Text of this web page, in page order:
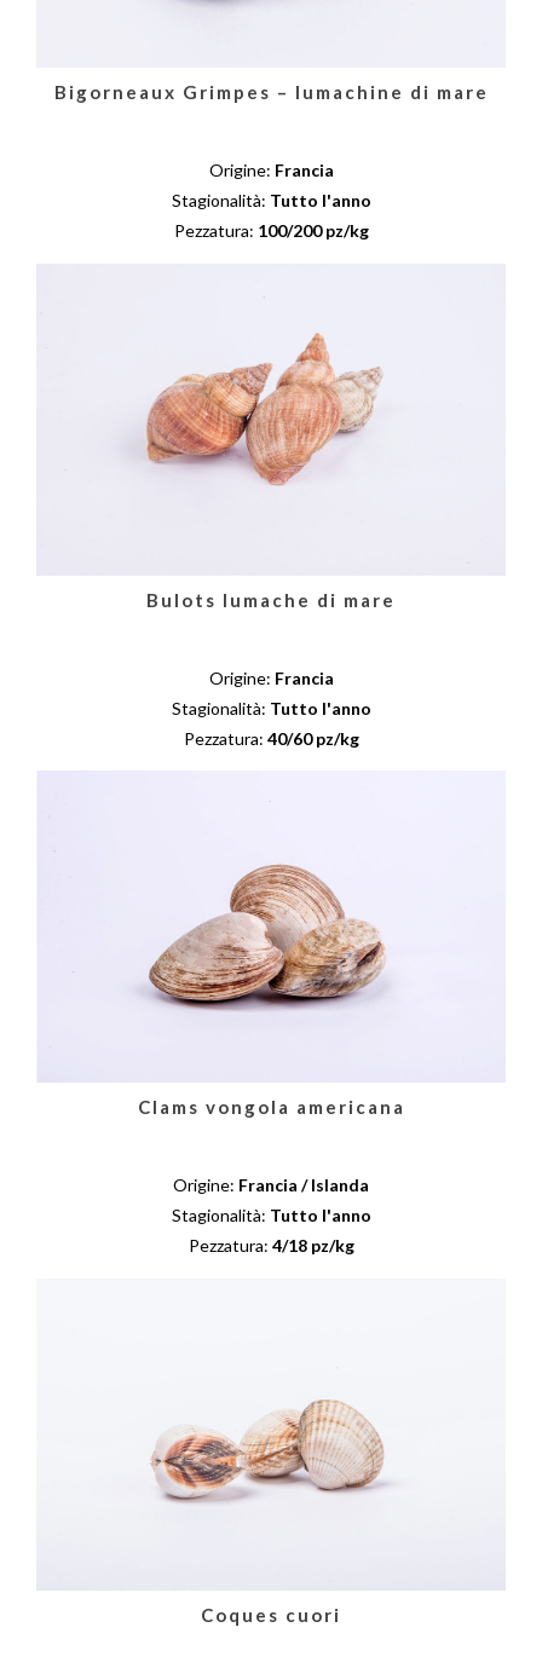
Bigorneaux Grimpes – lumachine di mare
Origine: Francia
Stagionalità: Tutto l'anno
Pezzatura: 100/200 pz/kg
Bulots lumache di mare
Origine: Francia
Stagionalità: Tutto l'anno
Pezzatura: 40/60 pz/kg
Clams vongola americana
Origine: Francia / Islanda
Stagionalità: Tutto l'anno
Pezzatura: 4/18 pz/kg
Coques cuori